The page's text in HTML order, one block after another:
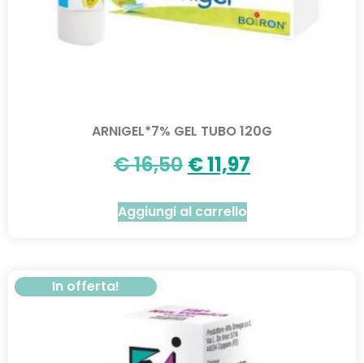
ARNIGEL*7% GEL TUBO 120G
€16,50 €11,97
Aggiungi al carrello
In offerta!